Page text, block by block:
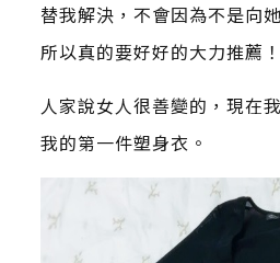
替我解決，不會因為不是向
所以真的要好好的大力推薦！
人家說女人很善變的，現在
我的第一件塑身衣。